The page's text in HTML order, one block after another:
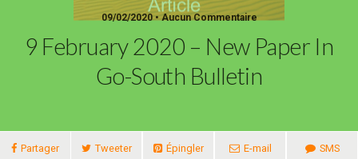
09/02/2020 • Aucun Commentaire
9 February 2020 – New Paper In
Go-South Bulletin
Partager Tweeter Épingler E-mail SMS